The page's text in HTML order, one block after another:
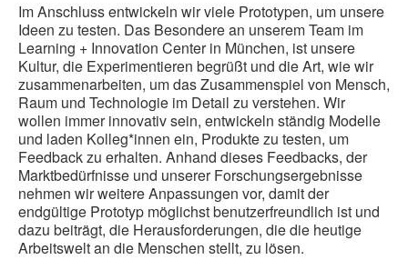
Im Anschluss entwickeln wir viele Prototypen, um unsere
Ideen zu testen. Das Besondere an unserem Team im
Learning + Innovation Center in München, ist unsere
Kultur, die Experimentieren begrüßt und die Art, wie wir
zusammenarbeiten, um das Zusammenspiel von Mensch,
Raum und Technologie im Detail zu verstehen. Wir
wollen immer innovativ sein, entwickeln ständig Modelle
und laden Kolleg*innen ein, Produkte zu testen, um
Feedback zu erhalten. Anhand dieses Feedbacks, der
Marktbedürfnisse und unserer Forschungsergebnisse
nehmen wir weitere Anpassungen vor, damit der
endgültige Prototyp möglichst benutzerfreundlich ist und
dazu beiträgt, die Herausforderungen, die die heutige
Arbeitswelt an die Menschen stellt, zu lösen.